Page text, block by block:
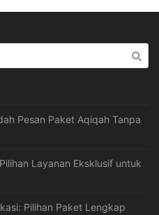
Pesan Paket Aqiqah Tanpa
Layanan Eksklusif untuk
Pilihan Paket Lengkap